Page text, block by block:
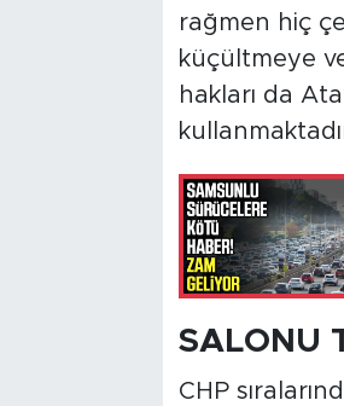
rağmen hiç
küçültmeye
hakları da
SALONU
CHP